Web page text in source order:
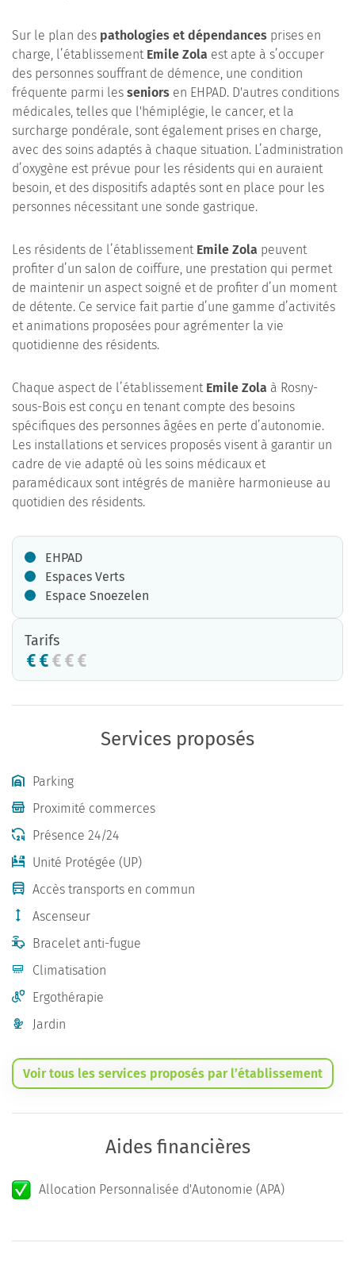
Sur le plan des pathologies et dépendances prises en
charge, l’établissement Emile Zola est apte à s’occuper
des personnes souffrant de démence, une condition
fréquente parmi les seniors en EHPAD. D'autres conditions
médicales, telles que l'hémiplégie, le cancer, et la
surcharge pondérale, sont également prises en charge,
avec des soins adaptés à chaque situation. L’administration
d’oxygène est prévue pour les résidents qui en auraient
besoin, et des dispositifs adaptés sont en place pour les
personnes nécessitant une sonde gastrique.
Les résidents de l’établissement Emile Zola peuvent
profiter d’un salon de coiffure, une prestation qui permet
de maintenir un aspect soigné et de profiter d’un moment
de détente. Ce service fait partie d’une gamme d’activités
et animations proposées pour agrémenter la vie
quotidienne des résidents.
Chaque aspect de l’établissement Emile Zola à Rosny-
sous-Bois est conçu en tenant compte des besoins
spécifiques des personnes âgées en perte d’autonomie.
Les installations et services proposés visent à garantir un
cadre de vie adapté où les soins médicaux et
paramédicaux sont intégrés de manière harmonieuse au
quotidien des résidents.
EHPAD
Espaces Verts
Espace Snoezelen
Tarifs
Services proposés
Parking
Proximité commerces
Présence 24/24
Unité Protégée (UP)
Accès transports en commun
Ascenseur
Bracelet anti-fugue
Climatisation
Ergothérapie
Jardin
Voir tous les services proposés par l’établissement
Aides financières
Allocation Personnalisée d'Autonomie (APA)